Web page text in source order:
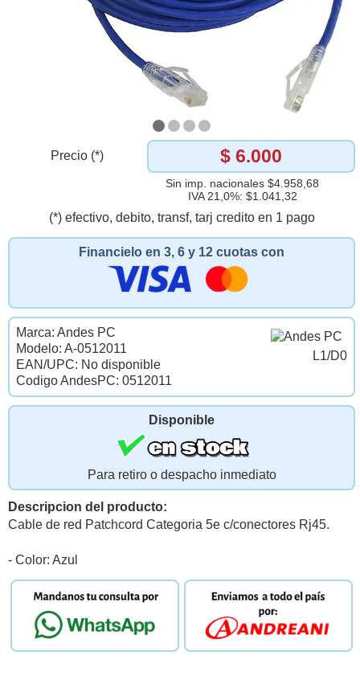
Precio (*) $ 6.000
Sin imp. nacionales $4.958,68
IVA 21,0%: $1.041,32
(*) efectivo, debito, transf, tarj credito en 1 pago
Financielo en 3, 6 y 12 cuotas con
L1/D0
Marca: Andes PC
Modelo: A-0512011
EAN/UPC: No disponible
Codigo AndesPC: 0512011
Disponible
Para retiro o despacho inmediato
Descripcion del producto:
Cable de red Patchcord Categoria 5e c/conectores Rj45.
- Color: Azul